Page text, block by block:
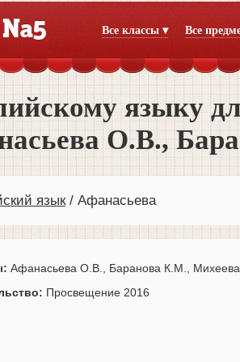
Все классы ▾ Все
языку
О.В.,
язык Афанасьева
Афанасьева О.В., Баранова К.М.,
Просвещение 2016